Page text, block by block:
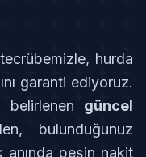
hurda
garanti ediyoruz.
belirlenen güncel
bulunduğunuz
anında peşin nakit